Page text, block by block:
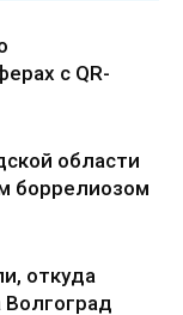
с QR-
области
боррелиозом
откуда
Волгоград